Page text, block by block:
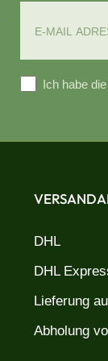
Ich habe
DHL
DHL
Lieferung
Abholung